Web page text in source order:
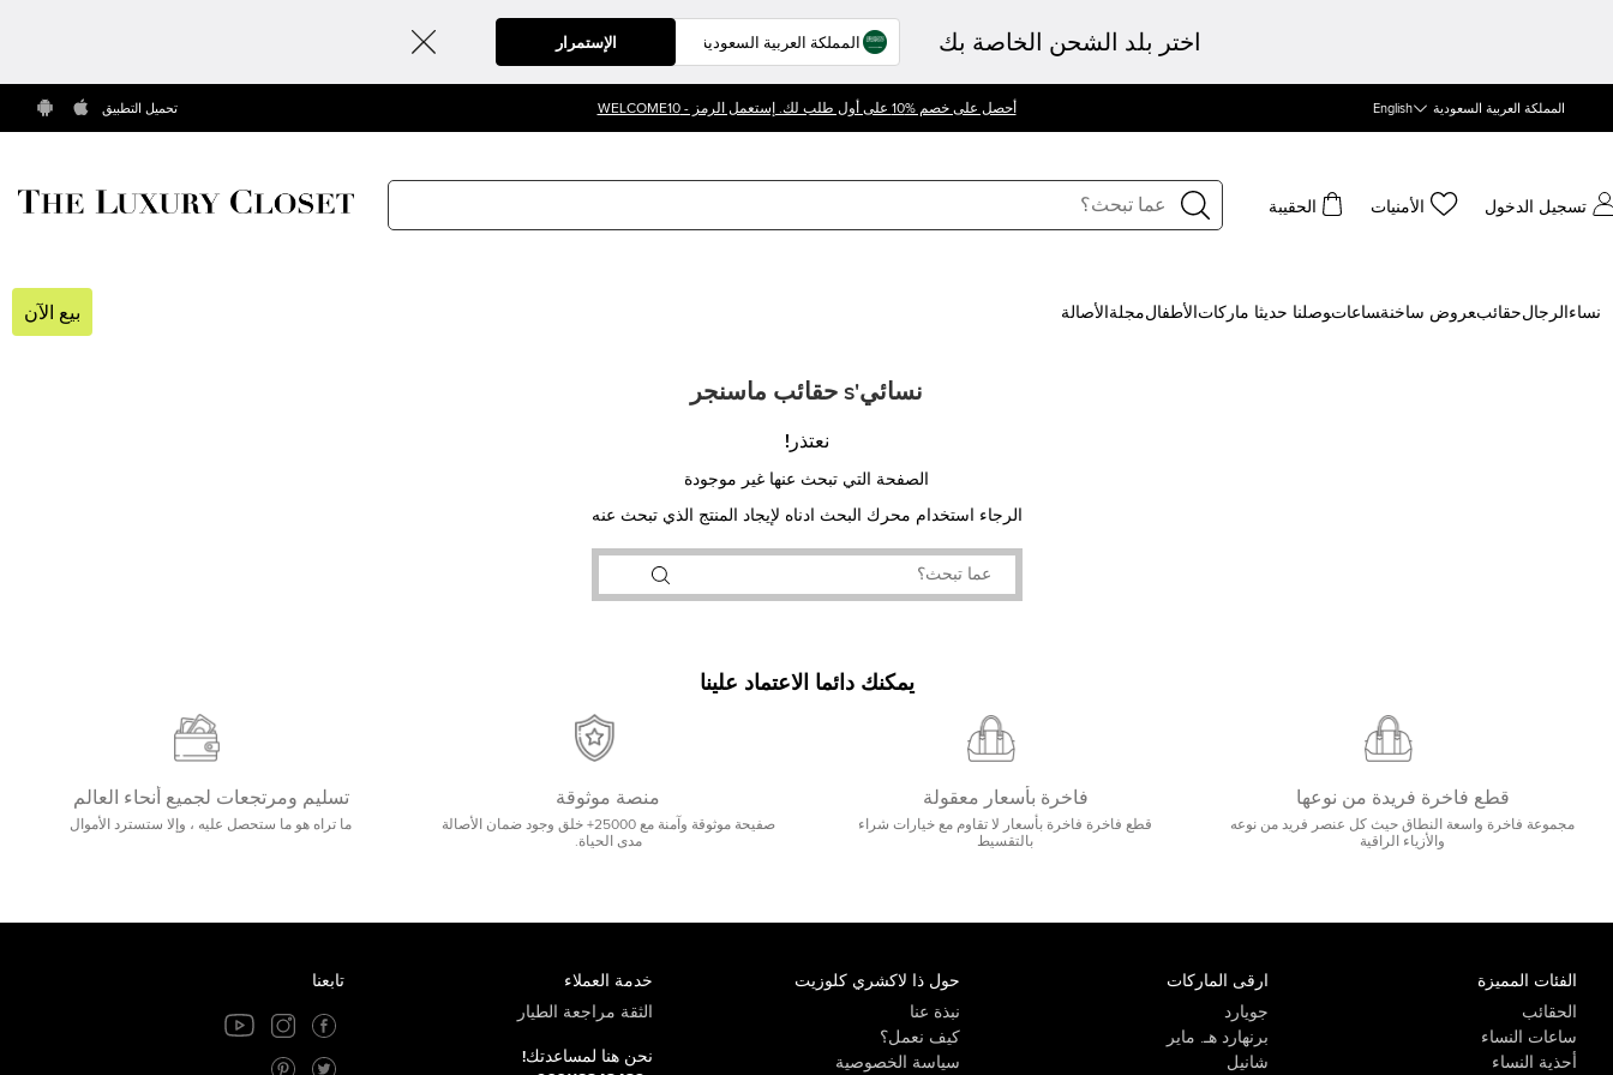
اختر بلد الشحن الخاصة بك الإستمرار
المملكة العربية السعودية English أحصل على خصم %10 على أول طلب لك. إستعمل الرمز - WELCOME10 تحميل التطبيق
تسجيل الدخول الأمنيات الحقيبة
نساء الرجالحقائب‍عروض ساخنة‍ساعات‍وصلنا حديثا ‍ ماركات الأطفالمجلة الأصالة بيع الآن
نسائي's حقائب ماسنجر
نعتذر!
الصفحة التي تبحث عنها غير موجودة
الرجاء استخدام محرك البحث ادناه لإيجاد المنتج الذي تبحث عنه
يمكنك دائما الاعتماد علينا
قطع فاخرة فريدة من نوعها
مجموعة فاخرة واسعة النطاق حيث كل عنصر فريد من نوعه
والأزياء الراقية
فاخرة بأسعار معقولة
قطع فاخرة فاخرة بأسعار لا تقاوم مع خيارات شراء
بالتقسيط
منصة موثوقة
صفيحة موثوقة وآمنة مع 25000+ خلق وجود ضمان الأصالة
مدى الحياة.
تسليم ومرتجعات لجميع أنحاء العالم
ما تراه هو ما ستحصل عليه ، وإلا ستسترد الأموال
الفئات المميزة
الحقائب
ساعات النساء
أحذية النساء
ارقى الماركات
جويارد
برنهارد هـ. ماير
شانيل
حول ذا لاكشري كلوزيت
نبذة عنا
كيف نعمل؟
سياسة الخصوصية
خدمة العملاء
الثقة مراجعة الطيار
نحن هنا لمساعدتك!
تابعنا